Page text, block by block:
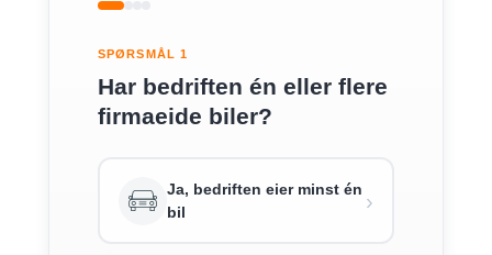
SPØRSMÅL 1
Har bedriften én eller flere
firmaeide biler?
Ja, bedriften eier minst én
bil
›